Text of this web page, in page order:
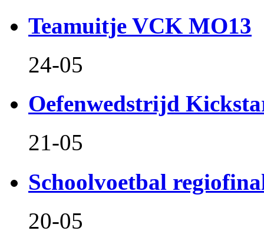
Teamuitje VCK MO13
24-05
Oefenwedstrijd
21-05
Schoolvoetbal
20-05